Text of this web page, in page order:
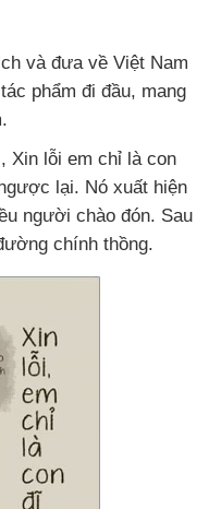
và đưa về Việt Nam
phẩm đi đầu, mang
Xin lỗi em chỉ là con
lại. Nó xuất hiện
người chào đón. Sau
chính thồng.